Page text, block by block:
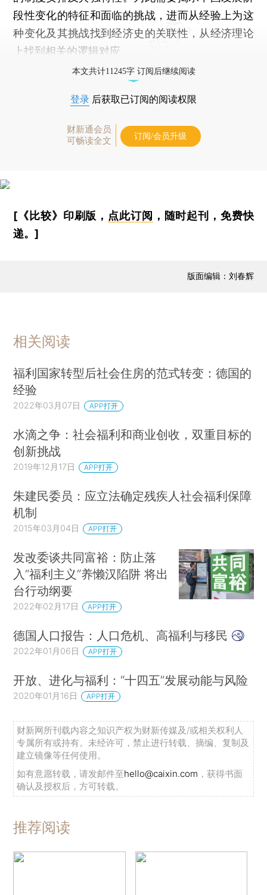
段性变化的特征和面临的挑战，进而从经验上为这
种变化及其挑战找到经济史的关联性，从经济理论
上找到相关的逻辑对应。
本文共计11245字 订阅后继续阅读
登录 后获取已订阅的阅读权限
财新通会员
可畅读全文
订阅/会员升级
[《比较》印刷版， 点此订阅 ，随时起刊，免费快
递。]
版面编辑：刘春辉
相关阅读
福利国家转型后社会住房的范式转变：德国的
经验
2022年03月07日 APP打开
水滴之争：社会福利和商业创收，双重目标的
创新挑战
2019年12月17日 APP打开
朱建民委员：应立法确定残疾人社会福利保障
机制
2015年03月04日 APP打开
发改委谈共同富裕：防止落
入“福利主义”养懒汉陷阱 将出
台行动纲要
2022年02月17日 APP打开
德国人口报告：人口危机、高福利与移民
2022年01月06日 APP打开
开放、进化与福利：“十四五”发展动能与风险
2020年01月16日 APP打开
财新网所刊载内容之知识产权为财新传媒及/或相关权利人
专属所有或持有。未经许可，禁止进行转载、摘编、复制及
建立镜像等任何使用。
如有意愿转载，请发邮件至hello@caixin.com ，获得书面
确认及授权后，方可转载。
推荐阅读